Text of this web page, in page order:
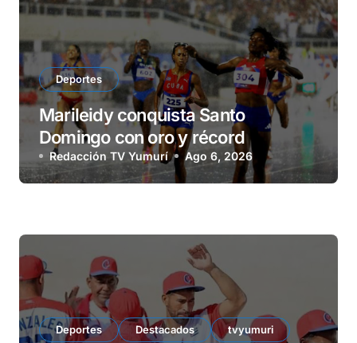
Deportes
Marileidy conquista Santo
Domingo con oro y récord
Redacción TV Yumurí Ago 6, 2026
Deportes Destacados tvyumuri